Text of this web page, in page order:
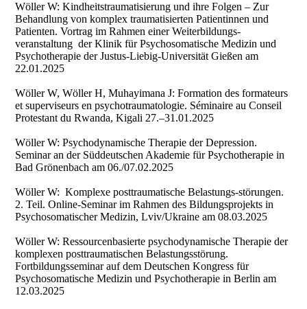
Wöller W: Kindheitstraumatisierung und ihre Folgen – Zur
Behandlung von komplex traumatisierten Patientinnen und
Patienten. Vortrag im Rahmen einer Weiterbildungs-
veranstaltung der Klinik für Psychosomatische Medizin und
Psychotherapie der Justus-Liebig-Universität Gießen am
22.01.2025
Wöller W, Wöller H, Muhayimana J: Formation des formateurs
et superviseurs en psychotraumatologie. Séminaire au Conseil
Protestant du Rwanda, Kigali 27.–31.01.2025
Wöller W: Psychodynamische Therapie der Depression.
Seminar an der Süddeutschen Akademie für Psychotherapie in
Bad Grönenbach am 06./07.02.2025
Wöller W: Komplexe posttraumatische Belastungs-störungen.
2. Teil. Online-Seminar im Rahmen des Bildungsprojekts in
Psychosomatischer Medizin, Lviv/Ukraine am 08.03.2025
Wöller W: Ressourcenbasierte psychodynamische Therapie der
komplexen posttraumatischen Belastungsstörung.
Fortbildungsseminar auf dem Deutschen Kongress für
Psychosomatische Medizin und Psychotherapie in Berlin am
12.03.2025